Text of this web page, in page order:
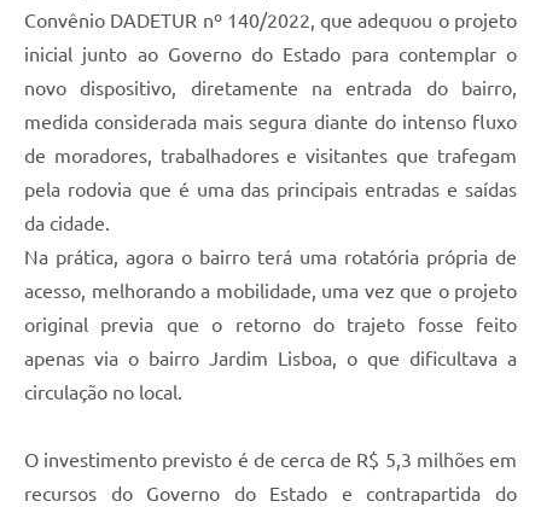
Convênio DADETUR nº 140/2022, que adequou o projeto
inicial junto ao Governo do Estado para contemplar o
novo dispositivo, diretamente na entrada do bairro,
medida considerada mais segura diante do intenso fluxo
de moradores, trabalhadores e visitantes que trafegam
pela rodovia que é uma das principais entradas e saídas
da cidade.
Na prática, agora o bairro terá uma rotatória própria de
acesso, melhorando a mobilidade, uma vez que o projeto
original previa que o retorno do trajeto fosse feito
apenas via o bairro Jardim Lisboa, o que dificultava a
circulação no local.
O investimento previsto é de cerca de R$ 5,3 milhões em
recursos do Governo do Estado e contrapartida do